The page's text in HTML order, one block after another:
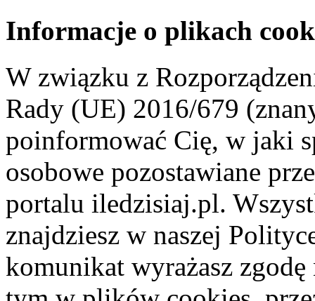
Informacje o plikach
W związku z
Rady (UE) 2016/679
poinformować Cię, w jaki
osobowe pozostawiane
portalu iledzisiaj.pl.
znajdziesz w naszej
komunikat wyrażasz